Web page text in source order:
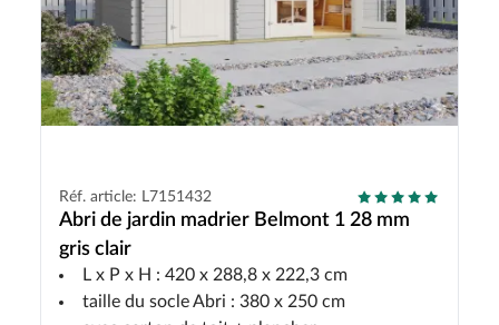
Réf. article: L7151432
Abri de jardin madrier Belmont 1 28 mm
gris clair
L x P x H : 420 x 288,8 x 222,3 cm
taille du socle Abri : 380 x 250 cm